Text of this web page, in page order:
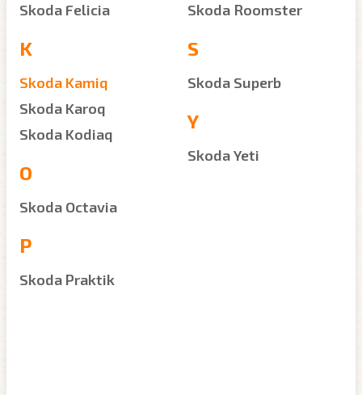
Skoda Felicia
K
Skoda Kamiq
Skoda Karoq
Skoda Kodiaq
O
Skoda Octavia
P
Skoda Praktik
Skoda Roomster
S
Skoda Superb
Y
Skoda Yeti